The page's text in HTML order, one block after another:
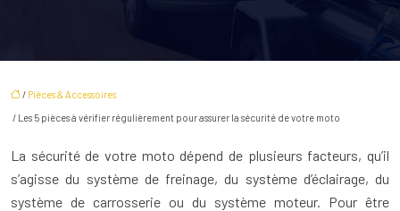
/ Pièces & Accessoires
/ Les 5 pièces à vérifier régulièrement pour assurer la sécurité de votre moto
La sécurité de votre moto dépend de plusieurs facteurs, qu’il
s’agisse du système de freinage, du système d’éclairage, du
système de carrosserie ou du système moteur. Pour être